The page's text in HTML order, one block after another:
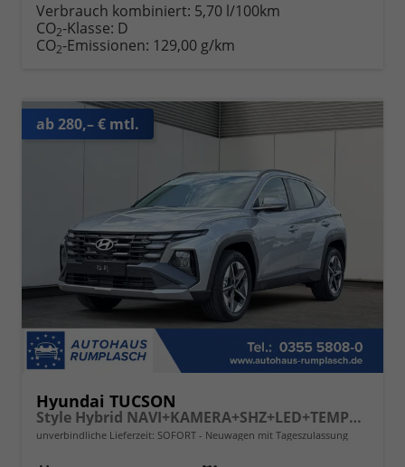
Verbrauch kombiniert: 5,70 l/100km
CO2-Klasse: D
CO2-Emissionen: 129,00 g/km
ab 280,– € mtl.
Hyundai TUCSON
Style Hybrid NAVI+KAMERA+SHZ+LED+TEMPOMAT+17" ALU+PDC
unverbindliche Lieferzeit: SOFORT Neuwagen mit Tageszulassung